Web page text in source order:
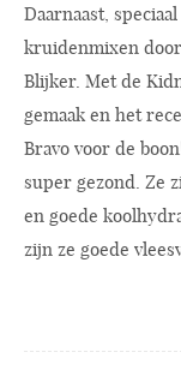
Daarnaast,
kruidenmixen
Blijker. Met de
gemaak en het
Bravo voor de
super gezond. Ze
en goede
zijn ze goede